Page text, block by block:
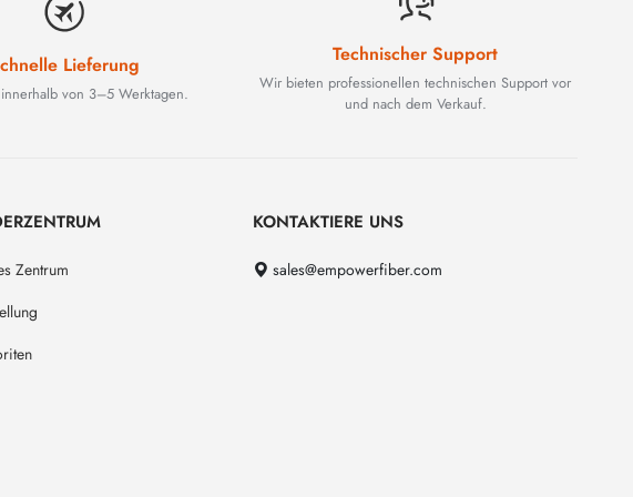
Lieferung
von 3–5 Werktagen.
Technischer Support
Wir bieten professionellen technischen Support vor
und nach dem Verkauf.
Zentrum
KONTAKTIERE UNS
sales@empowerfiber.com